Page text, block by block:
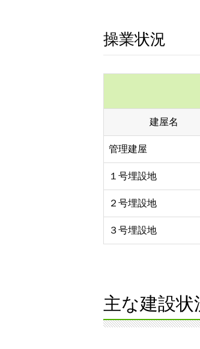
操業状況
建屋名
管理建屋
１号埋設地
２号埋設地
３号埋設地
主な建設状